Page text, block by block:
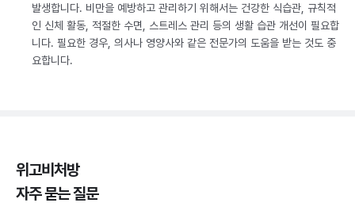
발생합니다. 비만을 예방하고 관리하기 위해서는 건강한 식습관, 규칙적
인 신체 활동, 적절한 수면, 스트레스 관리 등의 생활 습관 개선이 필요합
니다. 필요한 경우, 의사나 영양사와 같은 전문가의 도움을 받는 것도 중
요합니다.
위고비처방
자주 묻는 질문